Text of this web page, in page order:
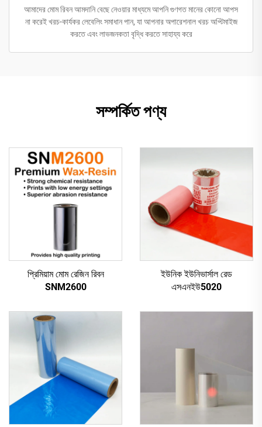
আমাদের মোম রিবন আমদানি বেছে নেওয়ার মাধ্যমে আপনি গুণগত মানের কোনো আপস
না করেই খরচ-কার্যকর লেবেলিং সমাধান পান, যা আপনার অপারেশনাল খরচ অপ্টিমাইজ
করতে এবং লাভজনকতা বৃদ্ধি করতে সাহায্য করে
সম্পর্কিত পণ্য
প্রিমিয়াম মোম রেজিন রিবন
SNM2600
ইউনিক ইউনিভার্সাল রেড
এসএনইউ5020